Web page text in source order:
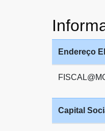
Endereço
Capital